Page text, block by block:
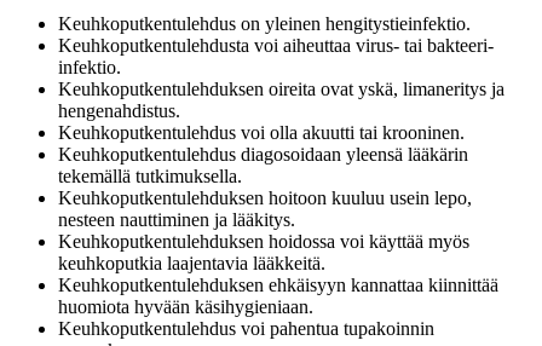
Keuhkoputkentulehdus on yleinen hengitystieinfektio.
Keuhkoputkentulehdusta voi aiheuttaa virus- tai bakteeri-
infektio.
Keuhkoputkentulehduksen oireita ovat yskä, limaneritys ja
hengenahdistus.
Keuhkoputkentulehdus voi olla akuutti tai krooninen.
Keuhkoputkentulehdus diagosoidaan yleensä lääkärin
tekemällä tutkimuksella.
Keuhkoputkentulehduksen hoitoon kuuluu usein lepo,
nesteen nauttiminen ja lääkitys.
Keuhkoputkentulehduksen hoidossa voi käyttää myös
keuhkoputkia laajentavia lääkkeitä.
Keuhkoputkentulehduksen ehkäisyyn kannattaa kiinnittää
huomiota hyvään käsihygieniaan.
Keuhkoputkentulehdus voi pahentua tupakoinnin